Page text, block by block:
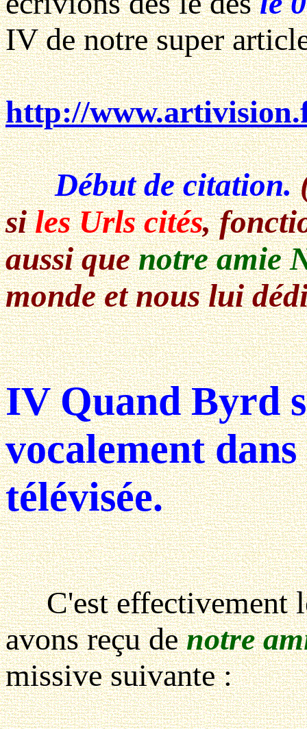
IV de notre super
http://
Début de citation.
siles Urls cités,
aussi quenotre amie
monde et nous lui
IV Quand Byrd
vocalement
télévisée.
C'est effectivement
avons reçu denotre
missive suivante :